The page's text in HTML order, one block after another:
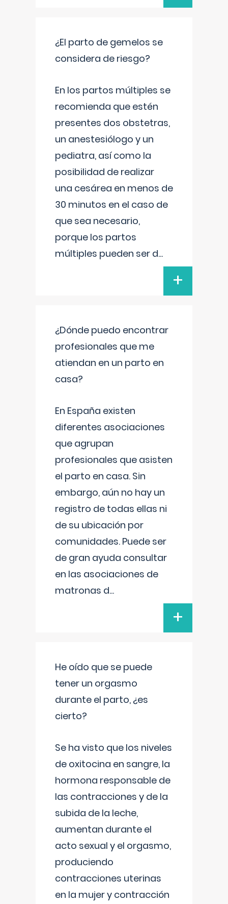
¿El parto de gemelos se
considera de riesgo?
En los partos múltiples se
recomienda que estén
presentes dos obstetras,
un anestesiólogo y un
pediatra, así como la
posibilidad de realizar
una cesárea en menos de
30 minutos en el caso de
que sea necesario,
porque los partos
múltiples pueden ser d...
+
¿Dónde puedo encontrar
profesionales que me
atiendan en un parto en
casa?
En España existen
diferentes asociaciones
que agrupan
profesionales que asisten
el parto en casa. Sin
embargo, aún no hay un
registro de todas ellas ni
de su ubicación por
comunidades. Puede ser
de gran ayuda consultar
en las asociaciones de
matronas d...
+
He oído que se puede
tener un orgasmo
durante el parto, ¿es
cierto?
Se ha visto que los niveles
de oxitocina en sangre, la
hormona responsable de
las contracciones y de la
subida de la leche,
aumentan durante el
acto sexual y el orgasmo,
produciendo
contracciones uterinas
en la mujer y contracción